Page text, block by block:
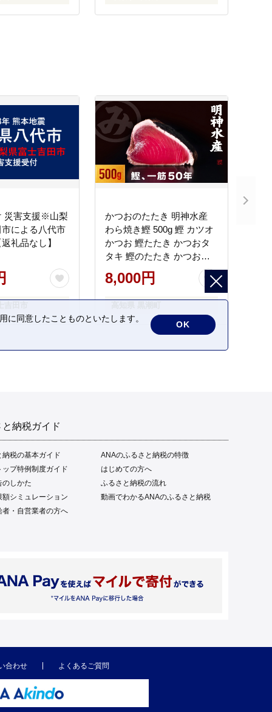
災害支援※山梨
による八代市
礼品なし】
かつおのたたき 明神水産
わら焼き鰹 500g 鰹 カツオ
かつお 鰹たたき かつおタ
タキ 鰹のたたき かつおの
タタキ 藁焼き わら焼き 魚
さかな 海鮮 刺身 お刺身 冷
凍 ご家庭用 グルメ 特産品
フト 贈答品 人気 返礼品 ふ
るさと納税 魚介類 高知県
産 土佐名物 高知県 高評価
8,000円
納税ガイド
納税の基本ガイド
ANAのふるさと納税の特徴
ップ特例制度ガイド
はじめての方へ
のしかた
ふるさと納税の流れ
額シミュレーション
動画でわかるANAのふるさと納税
者・自営業者の方へ
合わせ よくあるご質問
同意したことものといたします。
OK